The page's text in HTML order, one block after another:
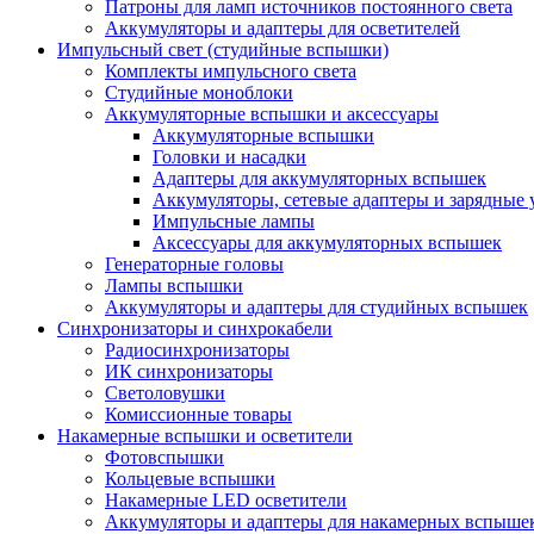
Патроны для ламп источников постоянного света
Аккумуляторы и адаптеры для осветителей
Импульсный свет (студийные вспышки)
Комплекты импульсного света
Студийные моноблоки
Аккумуляторные вспышки и аксессуары
Аккумуляторные вспышки
Головки и насадки
Адаптеры для аккумуляторных вспышек
Аккумуляторы, сетевые адаптеры и зарядные
Импульсные лампы
Аксессуары для аккумуляторных вспышек
Генераторные головы
Лампы вспышки
Аккумуляторы и адаптеры для студийных вспышек
Синхронизаторы и синхрокабели
Радиосинхронизаторы
ИК синхронизаторы
Светоловушки
Комиссионные товары
Накамерные вспышки и осветители
Фотовспышки
Кольцевые вспышки
Накамерные LED осветители
Аккумуляторы и адаптеры для накамерных